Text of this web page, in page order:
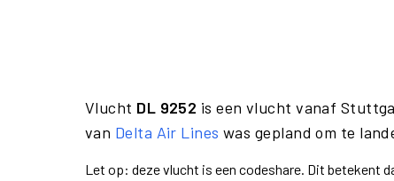
Vlucht DL 9252 is een vlucht vanaf
van Delta Air Lines was gepland om te
Let op: deze vlucht is een codeshare. Dit betekent